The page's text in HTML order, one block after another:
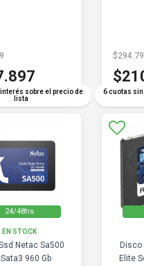
sobre el precio de
lista
6 cuotas
24/48hs
EN STOCK
Netac Sa500
960 Gb
Elite